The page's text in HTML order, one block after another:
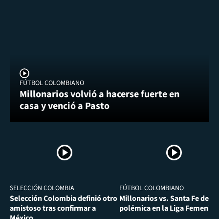
FÚTBOL COLOMBIANO
Millonarios volvió a hacerse fuerte en
casa y venció a Pasto
SELECCIÓN COLOMBIA
Selección Colombia definió otro
amistoso tras confirmar a
FÚTBOL COLOMBIANO
Millonarios vs. Santa Fe
polémica en la Liga Femenina